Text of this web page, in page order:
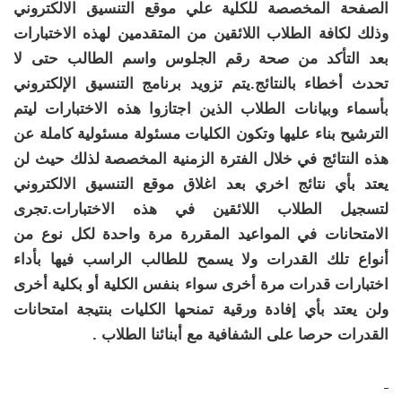
الصفحة المخصصة للكلية علي موقع التنسيق الالكتروني
وذلك لكافة الطلاب اللائقين من المتقدمين لهذه الاختبارات
بعد التأكد من صحة رقم الجلوس واسم الطالب حتى لا
تحدث أخطاء بالنتائج.يتم تزويد برنامج التنسيق الإلكتروني
بأسماء وبيانات الطلاب الذين اجتازوا هذه الاختبارات ليتم
الترشيح بناء عليها وتكون الكليات مسئولة مسئولية كاملة عن
هذه النتائج في خلال الفترة الزمنية المخصصة لذلك حيث لن
يعتد بأي نتائج اخري بعد اغلاق موقع التنسيق الالكتروني
لتسجيل الطلاب اللائقين في هذه الاختبارات.تجرى
الامتحانات في المواعيد المقررة مرة واحدة لكل نوع من
أنواع تلك القدرات ولا يسمح للطالب الراسب فيها بأداء
اختبارات قدرات مرة أخرى سواء بنفس الكلية أو بكلية أخرى
ولن يعتد بأي إفادة ورقية تمنحها الكليات بنتيجة امتحانات
القدرات حرصا على الشفافية مع أبنائنا الطلاب .